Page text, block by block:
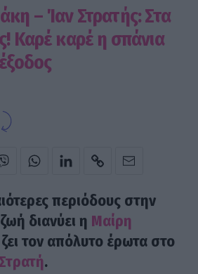
– Ίαν Στρατής: Στα
Καρέ καρέ η σπάνια
περιόδους στην
διανύει η Μαίρη
τον απόλυτο έρωτα στο
.